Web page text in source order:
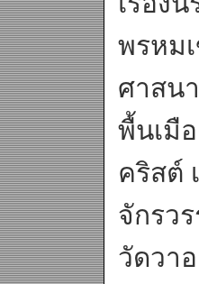
พรหม
ศาสน
พื้นเมื
คริสต์
จักรว
วัดวา